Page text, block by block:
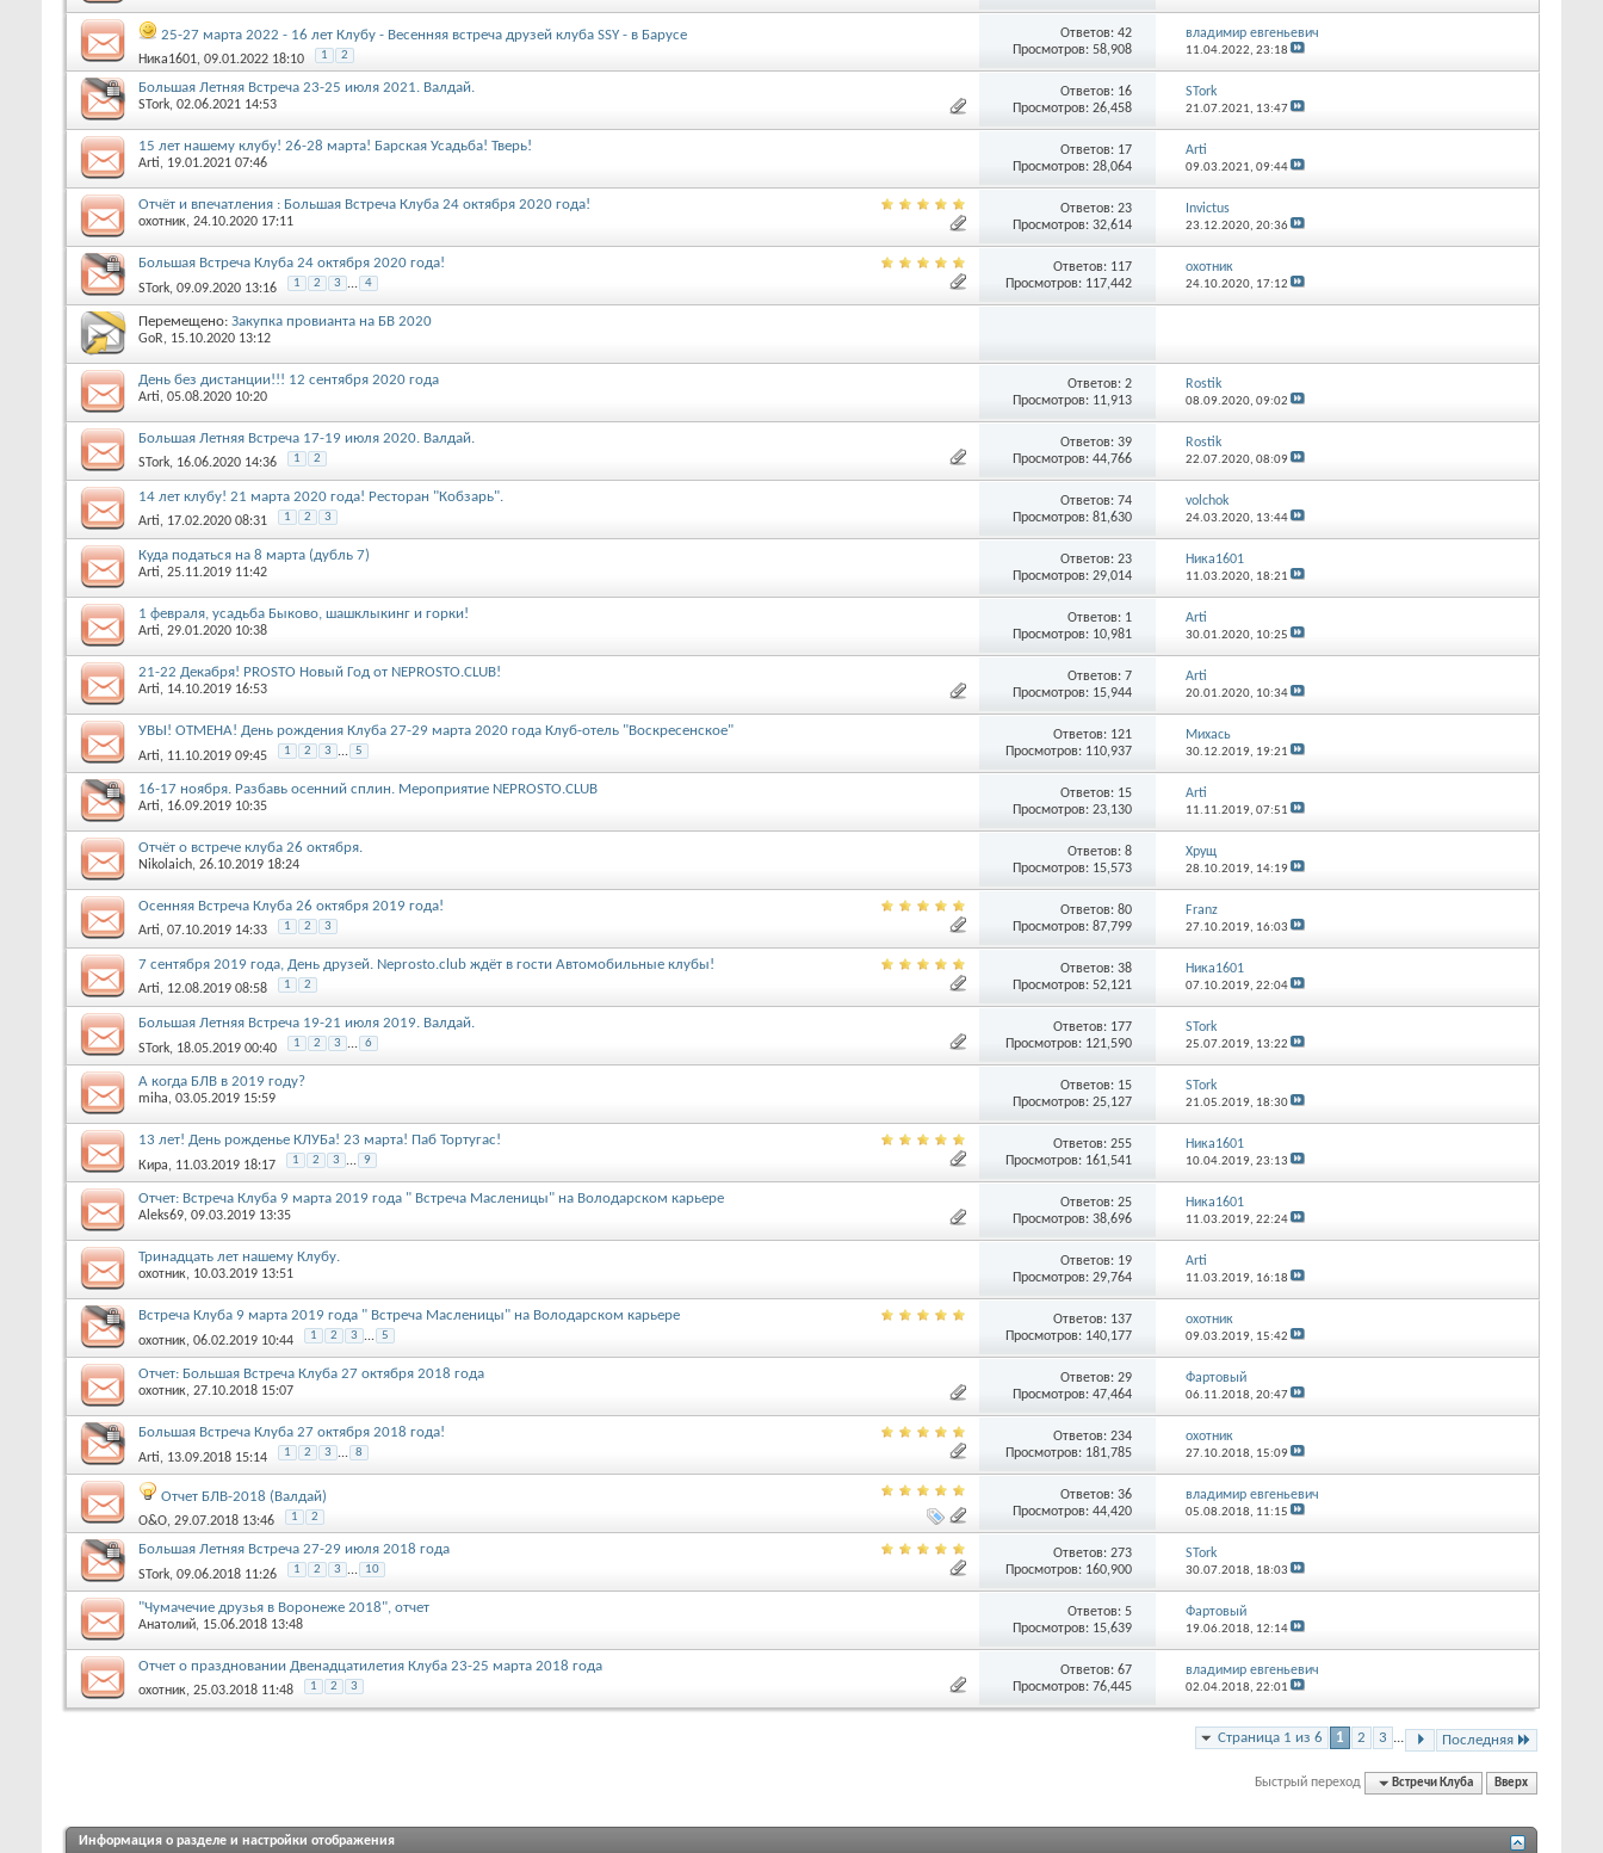
25-27 марта 2022 - 16 лет Клубу - Весенняя встреча друзей клуба SSY - в Барусе
Ника1601, 09.01.2022 18:10 1 2
Ответов:42
Просмотров: 58,908
владимир евгеньевич
11.04.2022, 23:18
Большая Летняя Встреча 23-25 июля 2021. Валдай.
STork, 02.06.2021 14:53
Ответов: 16
Просмотров: 26,458
STork
21.07.2021, 13:47
15 лет нашему клубу! 26-28 марта! Барская Усадьба! Тверь!
Arti, 19.01.2021 07:46
Ответов: 17
Просмотров: 28,064
Arti
09.03.2021, 09:44
Отчёт и впечатления : Большая Встреча Клуба 24 октября 2020 года!
охотник, 24.10.2020 17:11
Ответов:23
Просмотров: 32,614
Invictus
23.12.2020, 20:36
Большая Встреча Клуба 24 октября 2020 года!
STork, 09.09.2020 13:16 1 2 3 ... 4
Ответов: 117
Просмотров: 117,442
охотник
24.10.2020, 17:12
Перемещено: Закупка провианта на БВ 2020
GoR, 15.10.2020 13:12
День без дистанции!!! 12 сентября 2020 года
Arti, 05.08.2020 10:20
Ответов:2
Просмотров: 11,913
Rostik
08.09.2020, 09:02
Большая Летняя Встреча 17-19 июля 2020. Валдай.
STork, 16.06.2020 14:36 1 2
Ответов:39
Просмотров: 44,766
Rostik
22.07.2020, 08:09
14 лет клубу! 21 марта 2020 года! Ресторан "Кобзарь".
Arti, 17.02.2020 08:31 1 2 3
Ответов:74
Просмотров: 81,630
volchok
24.03.2020, 13:44
Куда податься на 8 марта (дубль 7)
Arti, 25.11.2019 11:42
Ответов:23
Просмотров: 29,014
Ника1601
11.03.2020, 18:21
1 февраля, усадьба Быково, шашклыкинг и горки!
Arti, 29.01.2020 10:38
Ответов: 1
Просмотров: 10,981
Arti
30.01.2020, 10:25
21-22 Декабря! PROSTO Новый Год от NEPROSTO.CLUB!
Arti, 14.10.2019 16:53
Ответов:7
Просмотров: 15,944
Arti
20.01.2020, 10:34
УВЫ! ОТМЕНА! День рождения Клуба 27-29 марта 2020 года Клуб-отель "Воскресенское"
Arti, 11.10.2019 09:45 1 2 3 ... 5
Ответов: 121
Просмотров: 110,937
Михась
30.12.2019, 19:21
16-17 ноября. Разбавь осенний сплин. Мероприятие NEPROSTO.CLUB
Arti, 16.09.2019 10:35
Ответов: 15
Просмотров: 23,130
Arti
11.11.2019, 07:51
Отчёт о встрече клуба 26 октября.
Nikolaich, 26.10.2019 18:24
Ответов:8
Просмотров: 15,573
Хрущ
28.10.2019, 14:19
Осенняя Встреча Клуба 26 октября 2019 года!
Arti, 07.10.2019 14:33 1 2 3
Ответов:80
Просмотров: 87,799
Franz
27.10.2019, 16:03
7 сентября 2019 года, День друзей. Neprosto.club ждёт в гости Автомобильные клубы!
Arti, 12.08.2019 08:58 1 2
Ответов:38
Просмотров: 52,121
Ника1601
07.10.2019, 22:04
Большая Летняя Встреча 19-21 июля 2019. Валдай.
STork, 18.05.2019 00:40 1 2 3 ... 6
Ответов: 177
Просмотров: 121,590
STork
25.07.2019, 13:22
А когда БЛВ в 2019 году?
miha, 03.05.2019 15:59
Ответов: 15
Просмотров: 25,127
STork
21.05.2019, 18:30
13 лет! День рожденье КЛУБа! 23 марта! Паб Тортугас!
Кира, 11.03.2019 18:17 1 2 3 ... 9
Ответов:255
Просмотров: 161,541
Ника1601
10.04.2019, 23:13
Отчет: Встреча Клуба 9 марта 2019 года " Встреча Масленицы" на Володарском карьере
Aleks69, 09.03.2019 13:35
Ответов:25
Просмотров: 38,696
Ника1601
11.03.2019, 22:24
Тринадцать лет нашему Клубу.
охотник, 10.03.2019 13:51
Ответов: 19
Просмотров: 29,764
Arti
11.03.2019, 16:18
Встреча Клуба 9 марта 2019 года " Встреча Масленицы" на Володарском карьере
охотник, 06.02.2019 10:44 1 2 3 ... 5
Ответов: 137
Просмотров: 140,177
охотник
09.03.2019, 15:42
Отчет: Большая Встреча Клуба 27 октября 2018 года
охотник, 27.10.2018 15:07
Ответов:29
Просмотров: 47,464
Фартовый
06.11.2018, 20:47
Большая Встреча Клуба 27 октября 2018 года!
Arti, 13.09.2018 15:14 1 2 3 ... 8
Ответов:234
Просмотров: 181,785
охотник
27.10.2018, 15:09
Отчет БЛВ-2018 (Валдай)
O&O, 29.07.2018 13:46 1 2
Ответов:36
Просмотров: 44,420
владимир евгеньевич
05.08.2018, 11:15
Большая Летняя Встреча 27-29 июля 2018 года
STork, 09.06.2018 11:26 1 2 3 ... 10
Ответов:273
Просмотров: 160,900
STork
30.07.2018, 18:03
"Чумачечие друзья в Воронеже 2018", отчет
Анатолий, 15.06.2018 13:48
Ответов:5
Просмотров: 15,639
Фартовый
19.06.2018, 12:14
Отчет о праздновании Двенадцатилетия Клуба 23-25 марта 2018 года
охотник, 25.03.2018 11:48 1 2 3
Ответов:67
Просмотров: 76,445
владимир евгеньевич
02.04.2018, 22:01
Страница 1 из 6 1 2 3 ... Последняя
Быстрый переход Встречи Клуба Вверх
Информация о разделе и настройки отображения